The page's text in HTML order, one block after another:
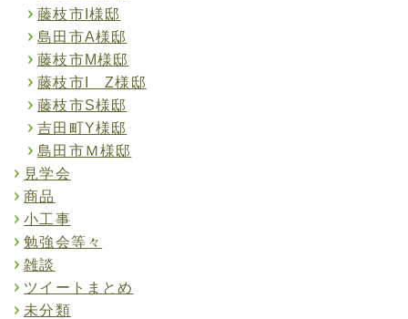
藤枝市I様邸
島田市A様邸
藤枝市M様邸
藤枝市I Z様邸
藤枝市S様邸
吉田町Y様邸
島田市Ｍ様邸
見学会
商品
小工事
勉強会等々
雑談
ツイートまとめ
未分類